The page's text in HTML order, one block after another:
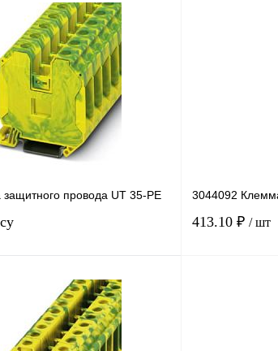
В корзину
Сравнение
Под заказ
провода UT 35-PE
Запросить цену
3044092
413.10 ₽ / шт